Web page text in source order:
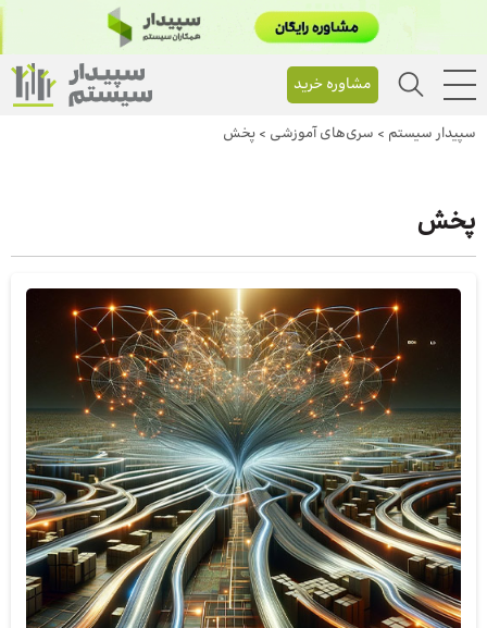
مشاوره خرید
سپیدار سیستم > سری‌های آموزشی > پخش
پخش